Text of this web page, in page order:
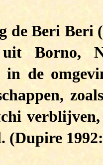
de Beri Beri
Borno,
de
(Dupire